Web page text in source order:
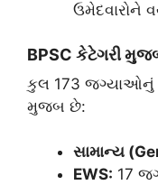
ઉમેદવારોને
​BPSC કેટેગરી
​કુલ 173 જગ્યાઓનું
મુજબ છે:
સામાન્ય
EWS: 17